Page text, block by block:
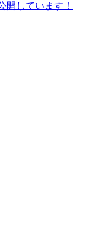
開しています！